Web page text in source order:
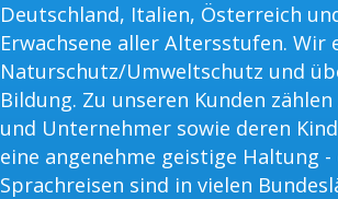
Deutschland, Italien, Österreich
Erwachsene aller Altersstufen.
Naturschutz/Umweltschutz und
Bildung. Zu unseren Kunden
und Unternehmer sowie deren
eine angenehme geistige Haltung
Sprachreisen sind in vielen